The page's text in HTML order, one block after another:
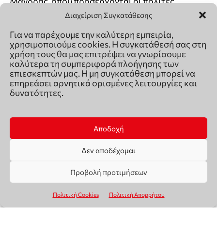
Διαχείριση Συγκατάθεσης
Για να παρέχουμε την καλύτερη εμπειρία,
χρησιμοποιούμε cookies. Η συγκατάθεσή σας στη
χρήση τους θα μας επιτρέψει να γνωρίσουμε
καλύτερα τη συμπεριφορά πλοήγησης των
επιεσκεπτών μας. Η μη συγκατάθεση μπορεί να
επηρεάσει αρνητικά ορισμένες λειτουργίες και
δυνατότητες.
Αποδοχή
Δεν αποδέχομαι
Προβολή προτιμήσεων
Πολιτική Cookies Πολιτική Απορρήτου